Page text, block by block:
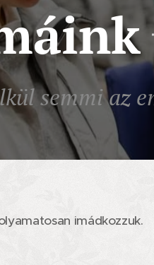
semmi az
imádkozzuk.